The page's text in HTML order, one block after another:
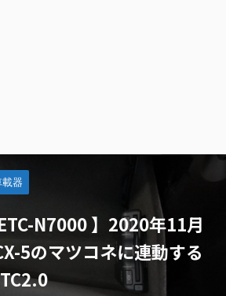
載器
N7000 】2020年11月
5のマツコネに連動する